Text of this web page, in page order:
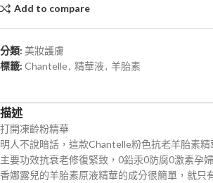
Add to compare
分類: 美妝護膚
標籤: Chantelle, 精華液, 羊胎素
描述
打開凍齡粉精華
明人不說暗話，這款Chantelle粉色抗老羊胎素精
主要功效抗衰老修復緊致，0鉛汞0防腐0激素孕
香娜露兒的羊胎素原液精華的成分很簡單，就只